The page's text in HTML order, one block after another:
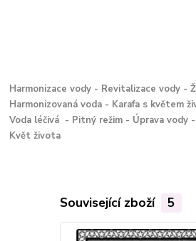
Harmonizace vody - Revitalizace vody -
Harmonizovaná voda - Karafa s květem
Voda léčivá - Pitný režim - Úprava
Květ života
Související zboží 5